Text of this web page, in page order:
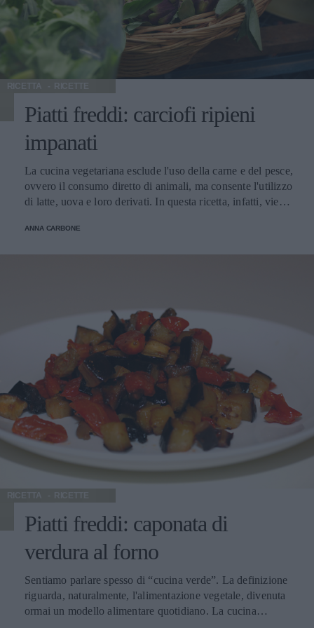
spuntino pomeridiano o per una cena importante. Nessun
vino consigliato.
RICETTA
Piatti freddi: carciofi ripieni
impanati
La cucina vegetariana esclude l'uso della carne e del pesce,
ovvero il consumo diretto di animali, ma consente l'utilizzo
di latte, uova e loro derivati. In questa ricetta, infatti, viene
vegetariani? Varie le motivazioni comprese fra salutismo
vegetali si rivelino talvolta rimedio ottimale per curare
alcune malattie. Come il carciofo, un ortaggio dalle molte
virtù salutari e dall'eccezionale versatilità in cucina: lo
troviamo protagonista di ricette regionali, di risotti, e
frittate, ma anche di primi piatti di pasta. Sempre
stuzzicante e appetitoso. Per il pasto quotidiano e per tutte
le occasioni. Da abbinare un vino molto fine per piatti di
mezzo come il Conero Rosso Riserva Docg.
ANNA CARBONE
RICETTA
Piatti freddi: caponata di
verdura al forno
Sentiamo parlare spesso di “cucina verde”. La definizione
riguarda, naturalmente, l'alimentazione vegetale, divenuta
ormai un modello alimentare quotidiano. La cucina